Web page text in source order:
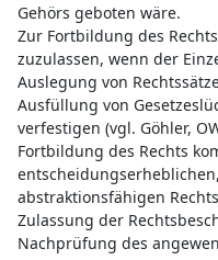
Gehörs geboten wäre.
Zur Fortbildung des
zuzulassen, wenn der
Auslegung von
Ausfüllung von
verfestigen (vgl. Göhler,
Fortbildung des Rechts
abstraktionsfähigen
Zulassung der
Nachprüfung des